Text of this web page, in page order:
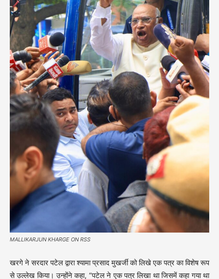
MALLIKARJUN KHARGE ON RSS
खरगे ने सरदार पटेल द्वारा श्यामा प्रसाद मुखर्जी को लिखे एक पत्र का विशेष रूप
से उल्लेख किया। उन्होंने कहा, “पटेल ने एक पत्र लिखा था जिसमें कहा गया था